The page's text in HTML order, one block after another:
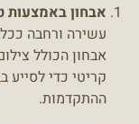
אבחון באמצעות
עשירה ורחבה
אבחון הכולל
קריטי כדי לסייע
ההתקדמות.